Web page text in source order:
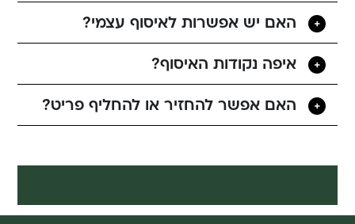
האם יש אפשרות לאיסוף עצמי?
איפה נקודות האיסוף?
האם אפשר להחזיר או להחליף פריט?